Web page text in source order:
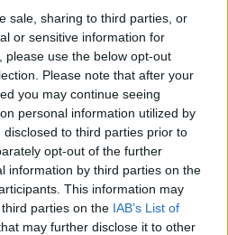
sale, sharing to third parties, or
or sensitive information for
please use the below opt-out
Please note that after your
you may continue seeing
personal information utilized by
to third parties prior to
opt-out of the further
information by third parties on the
This information may
parties on the IAB’s List of
may further disclose it to other
in fondo al tunnel. Parole di
dell’Istituto Superiore di Sanità
analisi del venerdì certifica
significativamente. “La
I dati mostrano
mila abitanti. Il dato si conferma
mantiene sotto la soglia epidemica.
Una decrescita che si traduce in
fasce più giovani la circolazione